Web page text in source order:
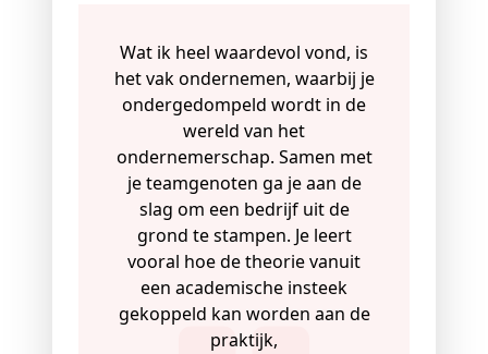
Wat ik heel waardevol vond, is
het vak ondernemen, waarbij je
ondergedompeld wordt in de
wereld van het
ondernemerschap. Samen met
je teamgenoten ga je aan de
slag om een bedrijf uit de
grond te stampen. Je leert
vooral hoe de theorie vanuit
een academische insteek
gekoppeld kan worden aan de
praktijk,